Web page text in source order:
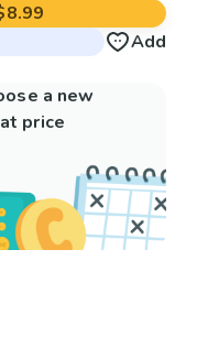
Add
a new
price